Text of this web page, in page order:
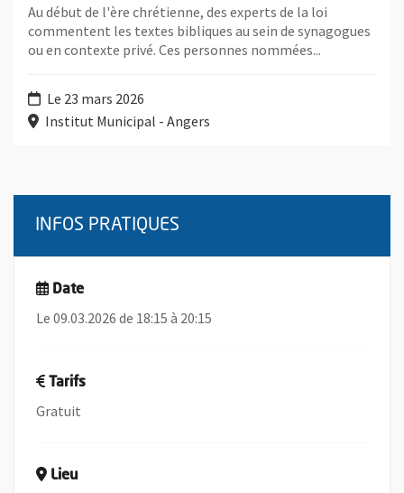
Au début de l'ère chrétienne, des experts de la loi
commentent les textes bibliques au sein de synagogues
ou en contexte privé. Ces personnes nommées...
Le 23 mars 2026
Institut Municipal - Angers
INFOS PRATIQUES
Date
Le 09.03.2026 de 18:15 à 20:15
Tarifs
Gratuit
Lieu